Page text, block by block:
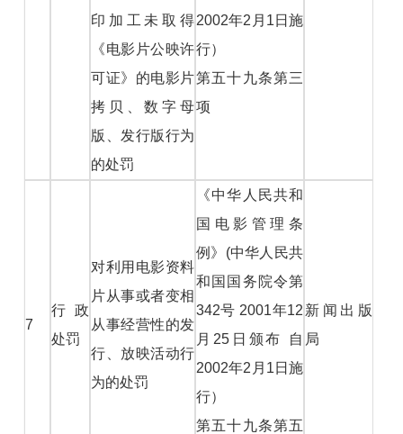
印加工未取得
《电影片公映许
可证》的电影片
拷贝、数字母
版、发行版行为
的处罚
2002年2月1日施
行）
第五十九条第三
项
7
行政
处罚
对利用电影资料
片从事或者变相
从事经营性的发
行、放映活动行
为的处罚
《中华人民共和
国电影管理条
例》(中华人民共
和国国务院令第
342号 2001年12
月25日颁布 自
2002年2月1日施
行）
第五十九条第五
新闻出版
局